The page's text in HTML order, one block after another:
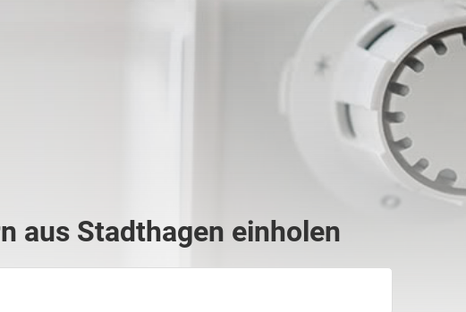
aus Stadthagen einholen